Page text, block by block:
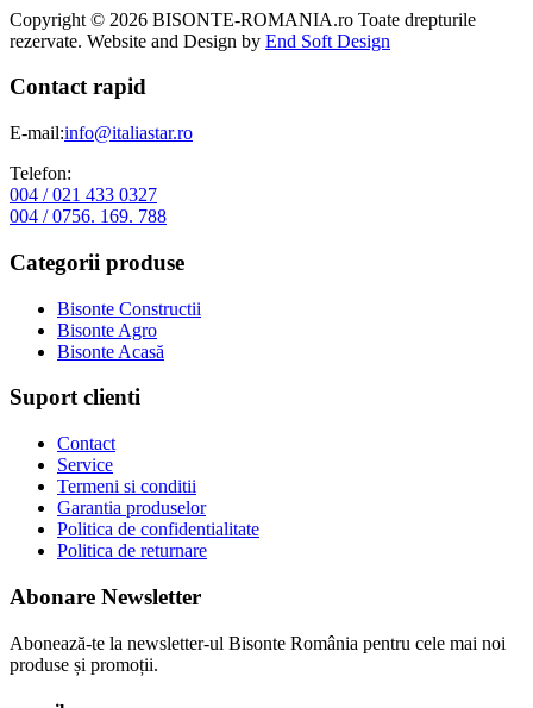
Copyright © 2026 BISONTE-ROMANIA.ro Toate drepturile
rezervate. Website and Design by End Soft Design
Contact rapid
E-mail:info@italiastar.ro
Telefon:
004 / 021 433 0327
004 / 0756. 169. 788
Categorii produse
Bisonte Constructii
Bisonte Agro
Bisonte Acasă
Suport clienti
Contact
Service
Termeni si conditii
Garantia produselor
Politica de confidentialitate
Politica de returnare
Abonare Newsletter
Abonează-te la newsletter-ul Bisonte România pentru cele mai noi
produse și promoții.